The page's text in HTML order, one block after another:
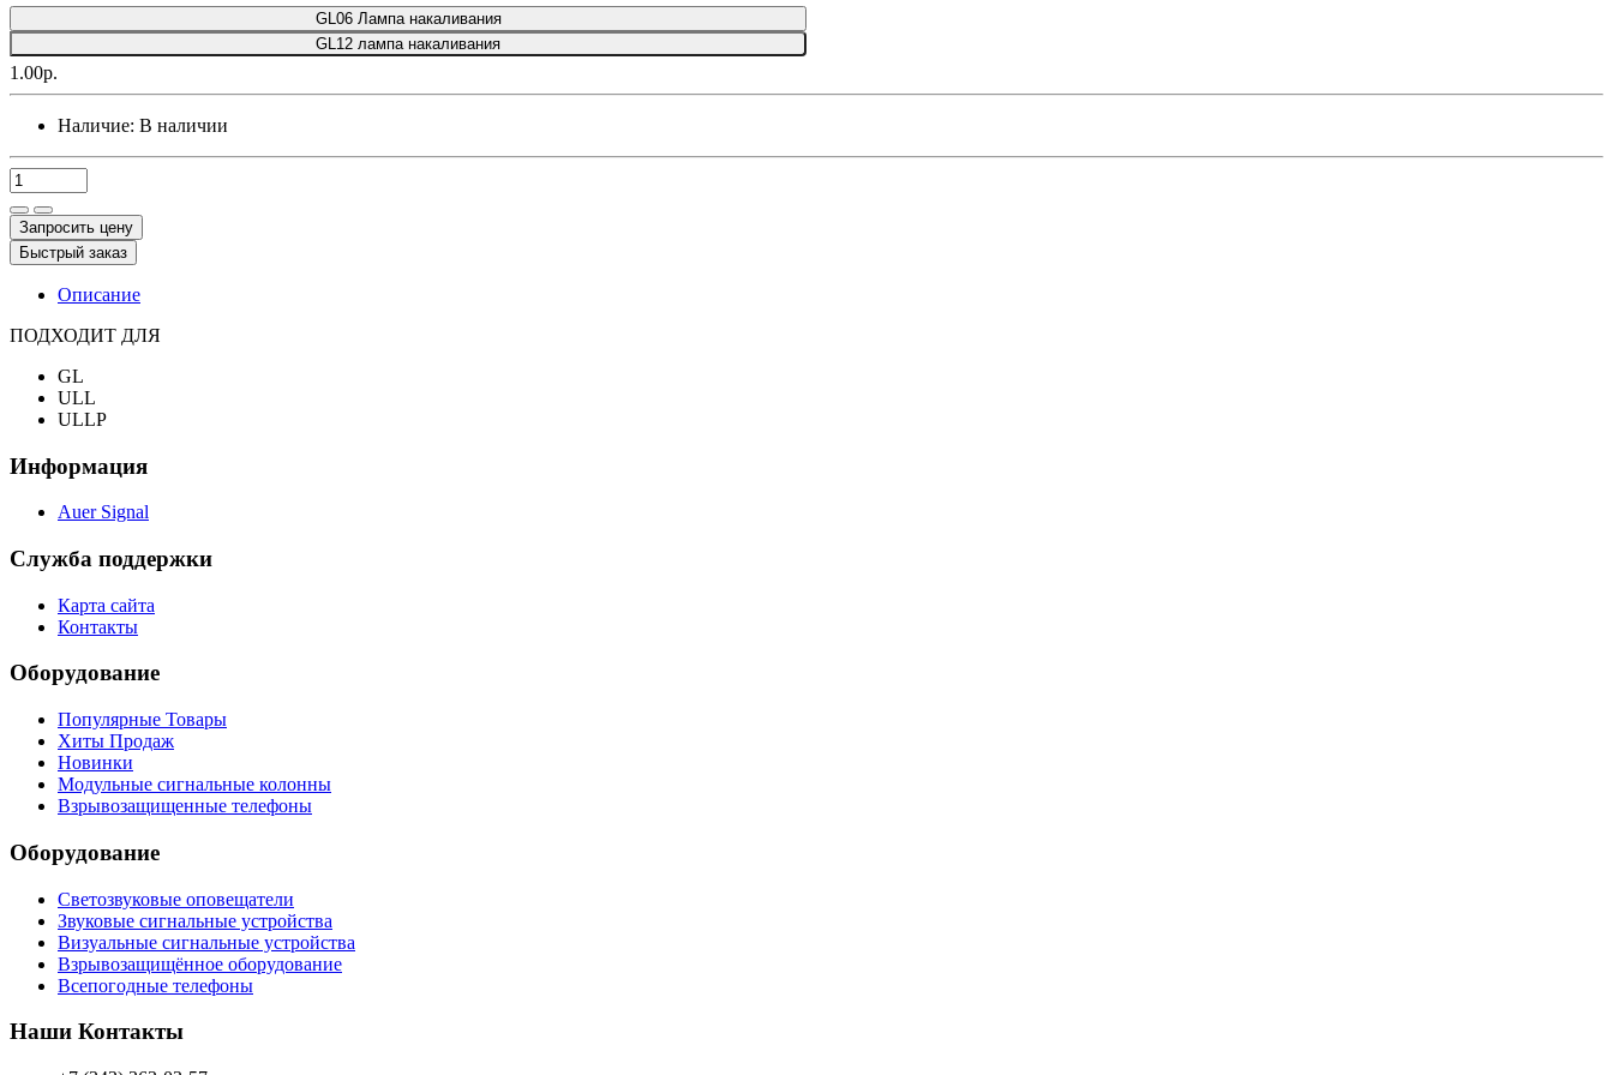
GL06 Лампа накаливания
GL12 лампа накаливания
1.00р.
Наличие: В наличии
Запросить цену
Быстрый заказ
Описание
ПОДХОДИТ ДЛЯ
GL
ULL
ULLP
Информация
Auer Signal
Служба поддержки
Карта сайта
Контакты
Оборудование
Популярные Товары
Хиты Продаж
Новинки
Модульные сигнальные колонны
Взрывозащищенные телефоны
Оборудование
Светозвуковые оповещатели
Звуковые сигнальные устройства
Визуальные сигнальные устройства
Взрывозащищённое оборудование
Всепогодные телефоны
Наши Контакты